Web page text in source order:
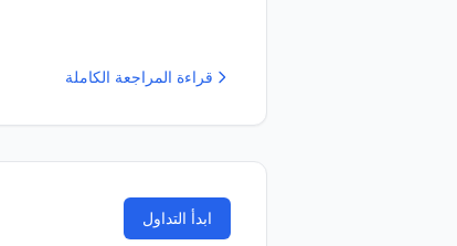
قراءة المراجعة الكاملة
ابدأ التداول